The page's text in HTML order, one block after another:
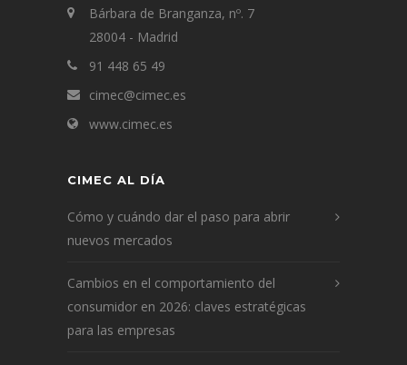
Bárbara de Branganza, nº. 7
28004 - Madrid
91 448 65 49
cimec@cimec.es
www.cimec.es
CIMEC AL DÍA
Cómo y cuándo dar el paso para abrir
nuevos mercados
Cambios en el comportamiento del
consumidor en 2026: claves estratégicas
para las empresas